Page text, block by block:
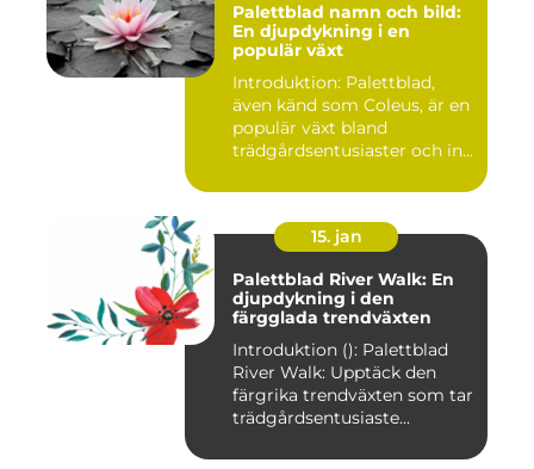
Palettblad namn och bild:
En djupdykning i en
populär växt
Introduktion: Palettblad,
även känd som Coleus, är en
populär växt bland
trädgårdsentusiaster och in...
15. jan
Palettblad River Walk: En
djupdykning i den
färgglada trendväxten
Introduktion (): Palettblad
River Walk: Upptäck den
färgrika trendväxten som tar
trädgårdsentusiaste...